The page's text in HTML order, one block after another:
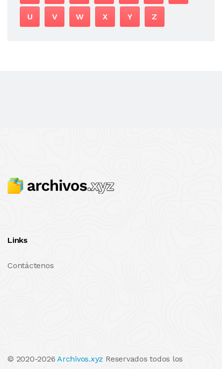
U V W X Y Z
Links
Contáctenos
© 2020-2026Archivos.xyz Reservados todos los